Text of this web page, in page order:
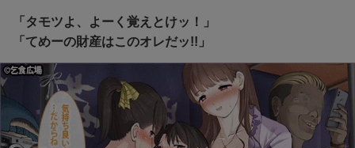
「タモツよ、よーく覚えとけッ！」
「てめーの財産はこのオレだッ!!」